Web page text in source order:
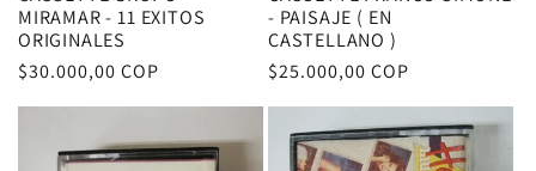
MIRAMAR - 11 EXITOS
ORIGINALES
Precio
$30.000,00 COP
- PAISAJE ( EN
CASTELLANO )
Precio
$25.000,00 COP